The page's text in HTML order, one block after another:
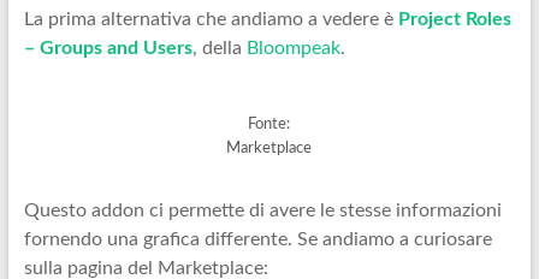
La prima alternativa che andiamo a vedere è Project Roles
– Groups and Users, della Bloompeak.
Fonte:
Marketplace
Questo addon ci permette di avere le stesse informazioni
fornendo una grafica differente. Se andiamo a curiosare
sulla pagina del Marketplace: